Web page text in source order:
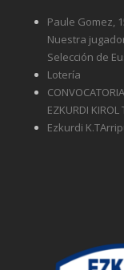
Paule Gomez,
Nuestra
Selección de
Lotería
EZKURDI KIROL
Ezkurdi